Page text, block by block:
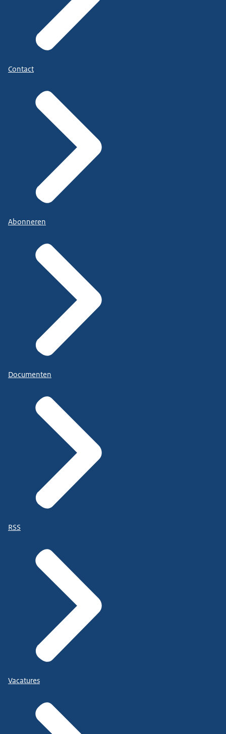
Contact
Abonneren
Documenten
RSS
Vacatures